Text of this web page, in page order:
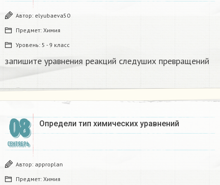
Автор: elyubaeva50
Предмет: Химия
Уровень: 5 - 9 класс
запишите уравнения реакций следуших превращений​
08
СЕНТЯБРЬ
Определи тип химических уравнений ​
Автор: approplan
Предмет: Химия